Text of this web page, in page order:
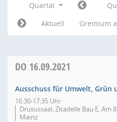
Quartal
Aktuell
Gremium
DO 16.09.2021
Ausschuss für Umwelt, Grün
16:30-17:35 Uhr
Drusussaal, Zitadelle Bau E, Am
Mainz